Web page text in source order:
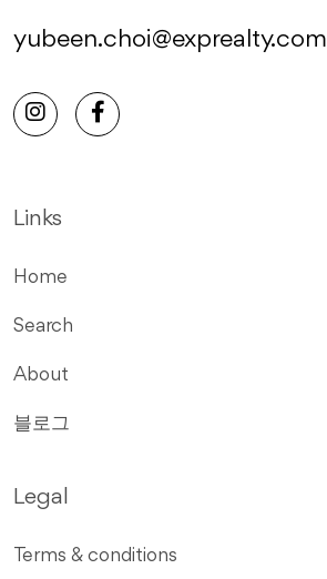
yubeen.choi@exprealty.com
Links
Home
Search
About
블로그
Legal
Terms & conditions